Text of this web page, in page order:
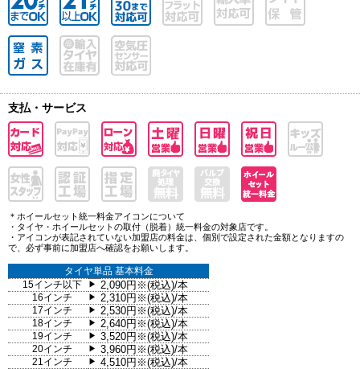
支払・サービス
＊ホイールセット統一料金アイコンについて
・タイヤ・ホイールセットの取付（脱着）統一料金の対象店です。
・アイコンが表記されていない加盟店の料金は、個別で設定された金額となりますの
で、必ず事前に加盟店へ確認をお願いします。
タイヤ単品 基本料金
15インチ以下
▶ 2,090円※(税込)/本
16インチ ▶ 2,310円※(税込)/本
17インチ ▶ 2,530円※(税込)/本
18インチ ▶ 2,640円※(税込)/本
19インチ ▶ 3,520円※(税込)/本
20インチ ▶ 3,960円※(税込)/本
21インチ ▶ 4,510円※(税込)/本